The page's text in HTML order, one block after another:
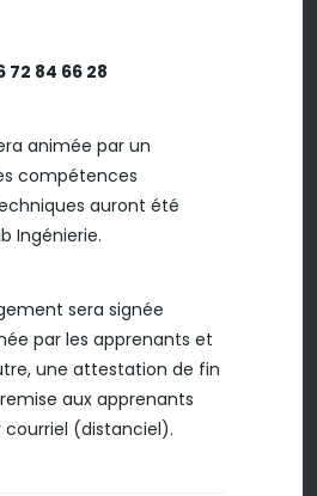
72 84 66 28
animée par un
compétences
auront été
Ingénierie.
sera signée
par les apprenants et
une attestation de fin
aux apprenants
(distanciel).